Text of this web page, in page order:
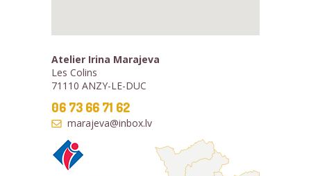
Atelier Irina Marajeva
Les Colins
71110 ANZY-LE-DUC
06 73 66 71 62
marajeva@inbox.lv